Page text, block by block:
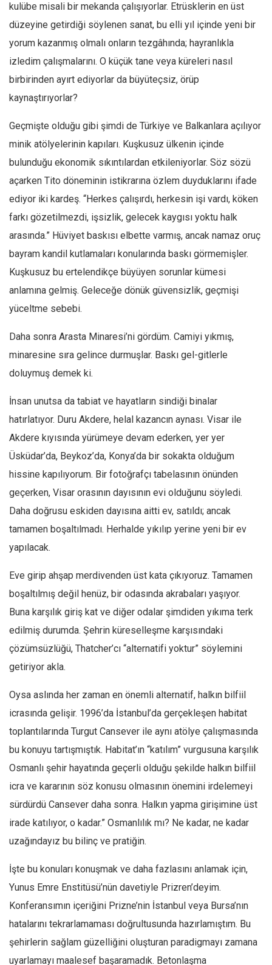
Türkiye
Siyaset
Dünya
Avrupa
İslam Dünyası
Amerika
Dosyalar
kulübe misali bir mekanda çalışıyorlar. Etrüsklerin en üst
düzeyine getirdiği söylenen sanat, bu elli yıl içinde yeni bir
yorum kazanmış olmalı onların tezgâhında; hayranlıkla
izledim çalışmalarını. O küçük tane veya küreleri nasıl
birbirinden ayırt ediyorlar da büyüteçsiz, örüp
kaynaştırıyorlar?
Geçmişte olduğu gibi şimdi de Türkiye ve Balkanlara açılıyor
minik atölyelerinin kapıları. Kuşkusuz ülkenin içinde
bulunduğu ekonomik sıkıntılardan etkileniyorlar. Söz sözü
açarken Tito döneminin istikrarına özlem duyduklarını ifade
ediyor iki kardeş. “Herkes çalışırdı, herkesin işi vardı, köken
farkı gözetilmezdi, işsizlik, gelecek kaygısı yoktu halk
arasında.” Hüviyet baskısı elbette varmış, ancak namaz oruç
bayram kandil kutlamaları konularında baskı görmemişler.
Kuşkusuz bu ertelendikçe büyüyen sorunlar kümesi
anlamına gelmiş. Geleceğe dönük güvensizlik, geçmişi
yüceltme sebebi.
Daha sonra Arasta Minaresi’ni gördüm. Camiyi yıkmış,
minaresine sıra gelince durmuşlar. Baskı gel-gitlerle
doluymuş demek ki.
İnsan unutsa da tabiat ve hayatların sindiği binalar
hatırlatıyor. Duru Akdere, helal kazancın aynası. Visar ile
Akdere kıyısında yürümeye devam ederken, yer yer
Üsküdar’da, Beykoz’da, Konya’da bir sokakta olduğum
hissine kapılıyorum. Bir fotoğrafçı tabelasının önünden
geçerken, Visar orasının dayısının evi olduğunu söyledi.
Daha doğrusu eskiden dayısına aitti ev, satıldı; ancak
tamamen boşaltılmadı. Herhalde yıkılıp yerine yeni bir ev
yapılacak.
Eve girip ahşap merdivenden üst kata çıkıyoruz. Tamamen
boşaltılmış değil henüz, bir odasında akrabaları yaşıyor.
Buna karşılık giriş kat ve diğer odalar şimdiden yıkıma terk
edilmiş durumda. Şehrin küreselleşme karşısındaki
çözümsüzlüğü, Thatcher’cı “alternatifi yoktur” söylemini
getiriyor akla.
Oysa aslında her zaman en önemli alternatif, halkın bilfiil
icrasında gelişir. 1996’da İstanbul’da gerçekleşen habitat
toplantılarında Turgut Cansever ile aynı atölye çalışmasında
bu konuyu tartışmıştık. Habitat’ın “katılım” vurgusuna karşılık
Osmanlı şehir hayatında geçerli olduğu şekilde halkın bilfiil
icra ve kararının söz konusu olmasının önemini irdelemeyi
sürdürdü Cansever daha sonra. Halkın yapma girişimine üst
irade katılıyor, o kadar.” Osmanlılık mı? Ne kadar, ne kadar
uzağındayız bu bilinç ve pratiğin.
İşte bu konuları konuşmak ve daha fazlasını anlamak için,
Yunus Emre Enstitüsü’nün davetiyle Prizren’deyim.
Konferansımın içeriğini Prizne’nin İstanbul veya Bursa’nın
hatalarını tekrarlamaması doğrultusunda hazırlamıştım. Bu
şehirlerin sağlam güzelliğini oluşturan paradigmayı zamana
uyarlamayı maalesef başaramadık. Betonlaşma